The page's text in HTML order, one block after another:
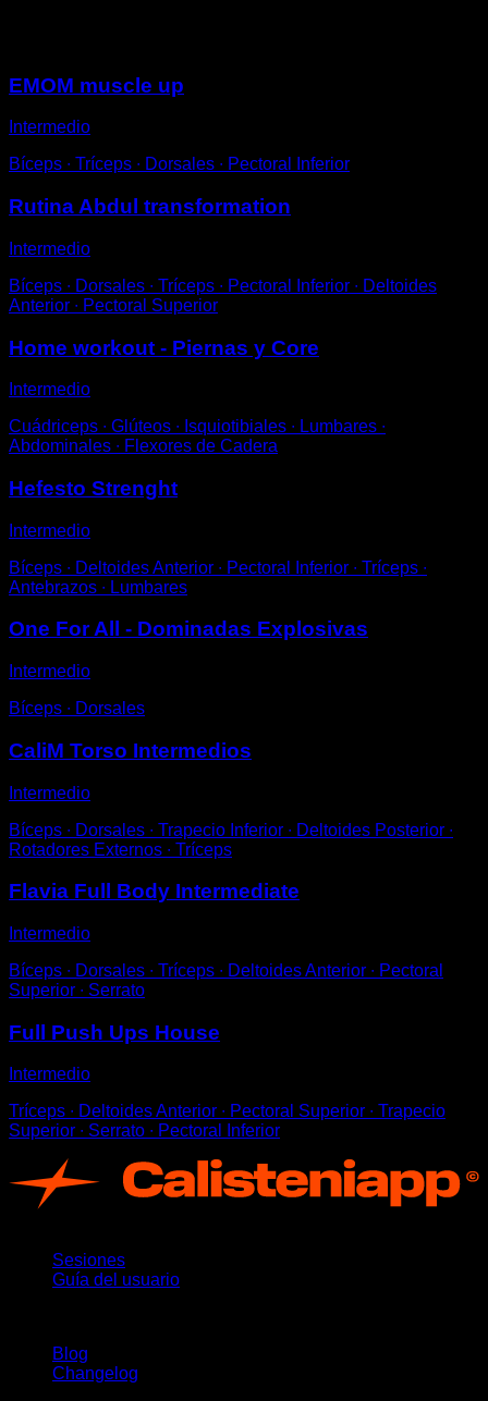
EMOM muscle up
Intermedio
Bíceps ∙ Tríceps ∙ Dorsales ∙ Pectoral Inferior
Rutina Abdul transformation
Intermedio
Bíceps ∙ Dorsales ∙ Tríceps ∙ Pectoral Inferior ∙ Deltoides
Anterior ∙ Pectoral Superior
Home workout - Piernas y Core
Intermedio
Cuádriceps ∙ Glúteos ∙ Isquiotibiales ∙ Lumbares ∙
Abdominales ∙ Flexores de Cadera
Hefesto Strenght
Intermedio
Bíceps ∙ Deltoides Anterior ∙ Pectoral Inferior ∙ Tríceps ∙
Antebrazos ∙ Lumbares
One For All - Dominadas Explosivas
Intermedio
Bíceps ∙ Dorsales
CaliM Torso Intermedios
Intermedio
Bíceps ∙ Dorsales ∙ Trapecio Inferior ∙ Deltoides Posterior ∙
Rotadores Externos ∙ Tríceps
Flavia Full Body Intermediate
Intermedio
Bíceps ∙ Dorsales ∙ Tríceps ∙ Deltoides Anterior ∙ Pectoral
Superior ∙ Serrato
Full Push Ups House
Intermedio
Tríceps ∙ Deltoides Anterior ∙ Pectoral Superior ∙ Trapecio
Superior ∙ Serrato ∙ Pectoral Inferior
Sesiones
Guía del usuario
Blog
Changelog